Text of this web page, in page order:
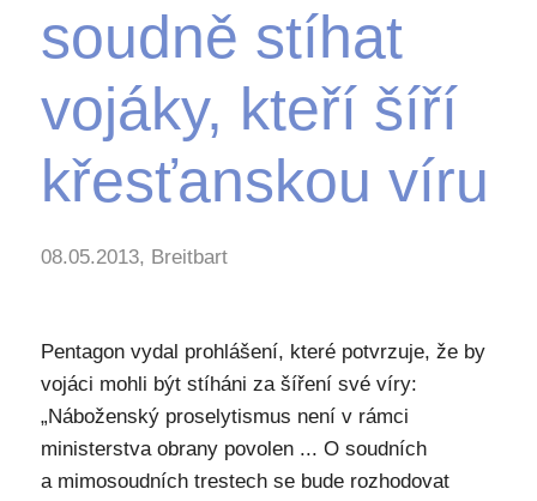
soudně stíhat
vojáky, kteří šíří
křesťanskou víru
08.05.2013, Breitbart
Pentagon vydal prohlášení, které potvrzuje, že by
vojáci mohli být stíháni za šíření své víry:
„Náboženský proselytismus není v rámci
ministerstva obrany povolen ... O soudních
a mimosoudních trestech se bude rozhodovat